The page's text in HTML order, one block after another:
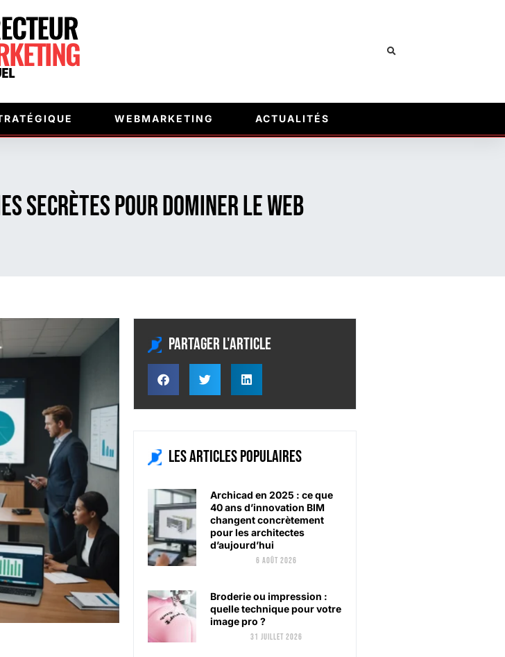
WEBMARKETING ACTUALITÉS
secrètes pour dominer le web
Partager l'article
Les articles populaires
Archicad en 2025 : ce que
40 ans d’innovation BIM
changent concrètement
pour les architectes
d’aujourd’hui
6 août 2026
Broderie ou impression :
quelle technique pour votre
image pro ?
31 juillet 2026